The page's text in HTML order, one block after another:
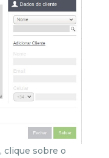
, clique sobre o